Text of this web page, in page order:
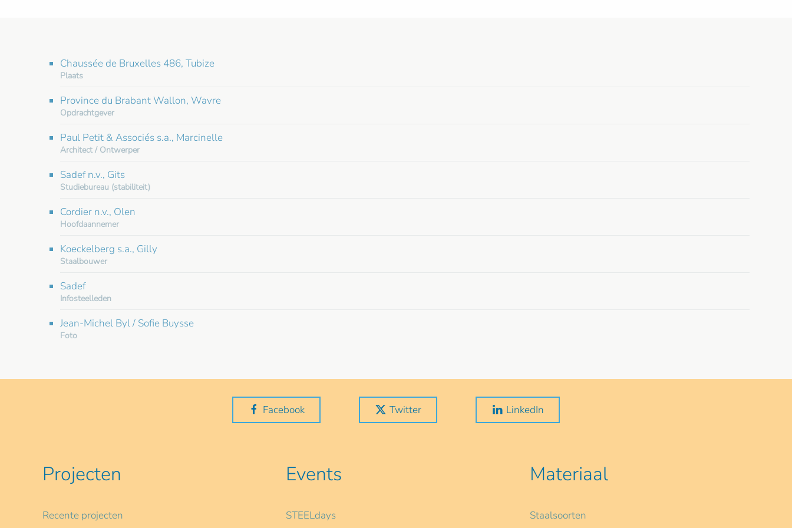
Chaussée de Bruxelles 486, Tubize
Plaats
Province du Brabant Wallon, Wavre
Opdrachtgever
Paul Petit & Associés s.a., Marcinelle
Architect / Ontwerper
Sadef n.v., Gits
Studiebureau (stabiliteit)
Cordier n.v., Olen
Hoofdaannemer
Koeckelberg s.a., Gilly
Staalbouwer
Sadef
Infosteelleden
Jean-Michel Byl / Sofie Buysse
Foto
Facebook Twitter LinkedIn
Projecten
Recente projecten
Events
STEELdays
Materiaal
Staalsoorten